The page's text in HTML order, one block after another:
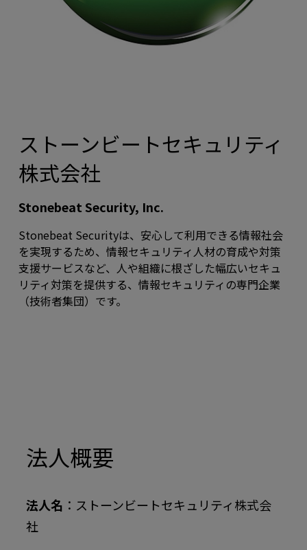
ストーンビートセキュリティ
株式会社
Stonebeat Security, Inc.
Stonebeat Securityは、安心して利用できる情報社会
を実現するため、情報セキュリティ人材の育成や対策
支援サービスなど、人や組織に根ざした幅広いセキュ
リティ対策を提供する、情報セキュリティの専門企業
（技術者集団）です。
法人概要
法人名 ：ストーンビートセキュリティ株式会
社